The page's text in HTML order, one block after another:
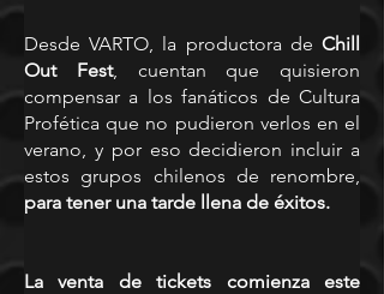
Desde VARTO, la productora de Chill
Out Fest, cuentan que quisieron
compensar a los fanáticos de Cultura
Profética que no pudieron verlos en el
verano, y por eso decidieron incluir a
estos grupos chilenos de renombre,
para tener una tarde llena de éxitos.
La venta de tickets comienza este